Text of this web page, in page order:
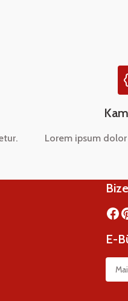
Lorem ipsum
E-